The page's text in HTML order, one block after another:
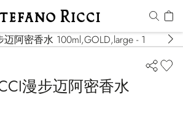
漫步迈阿密香水